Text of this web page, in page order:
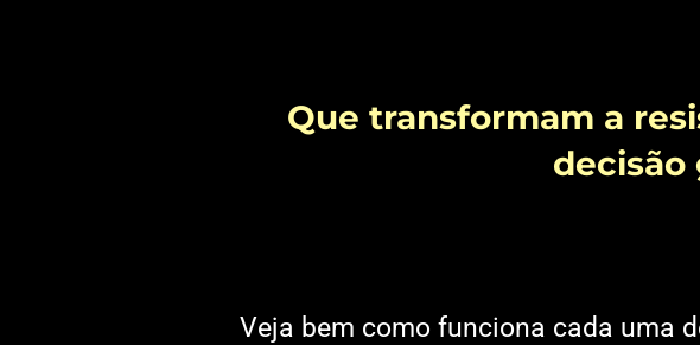
Que transformam a
decisão
Veja bem como funciona cada uma